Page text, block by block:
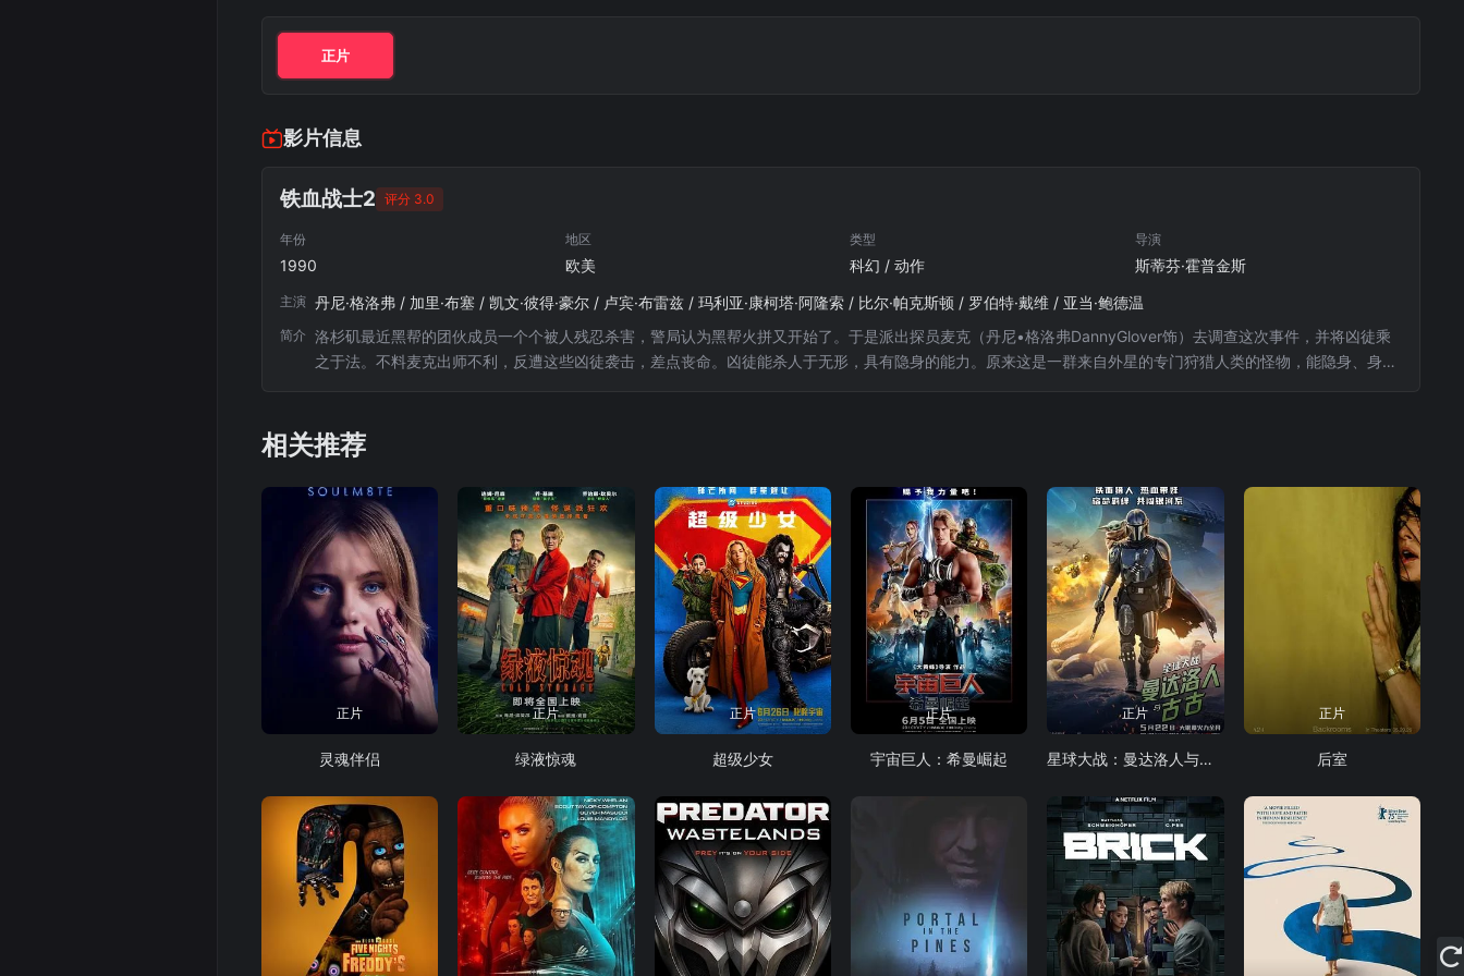
正片
影片信息
铁血战士2 评分 3.0
年份
1990
地区
欧美
类型
科幻 / 动作
导演
斯蒂芬·霍普金斯
主演 丹尼·格洛弗 / 加里·布塞 / 凯文·彼得·豪尔 / 卢宾·布雷兹 / 玛利亚·康柯塔·阿隆索 / 比尔·帕克斯顿 / 罗伯特·戴维 / 亚当·鲍德温
简介 洛杉矶最近黑帮的团伙成员一个个被人残忍杀害，警局认为黑帮火拼又开始了。于是派出探员麦克（丹尼•格洛弗DannyGlover饰）去调查这次事件，并将凶徒乘
之于法。不料麦克出师不利，反遭这些凶徒袭击，差点丧命。凶徒能杀人于无形，具有隐身的能力。原来这是一群来自外星的专门狩猎人类的怪物，能隐身、身上
相关推荐
正片
灵魂伴侣
正片
绿液惊魂
正片
超级少女
正片
宇宙巨人：希曼崛起
正片
星球大战：曼达洛人与古古
正片
后室